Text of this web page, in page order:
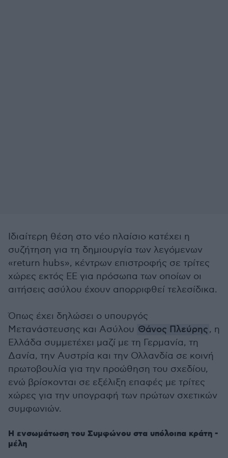
Ιδιαίτερη θέση στο νέο πλαίσιο κατέχει η
συζήτηση για τη δημιουργία των λεγόμενων
«return hubs», κέντρων επιστροφής σε τρίτες
χώρες εκτός ΕΕ για πρόσωπα των οποίων οι
αιτήσεις ασύλου έχουν απορριφθεί τελεσίδικα.
Όπως έχει δηλώσει ο υπουργός
Μετανάστευσης και Ασύλου Θάνος Πλεύρης, η
Ελλάδα συμμετέχει μαζί με τη Γερμανία, τη
Δανία, την Αυστρία και την Ολλανδία σε κοινή
πρωτοβουλία για την προώθηση του σχεδίου,
ενώ βρίσκονται σε εξέλιξη επαφές με τρίτες
χώρες για την υπογραφή των πρώτων σχετικών
συμφωνιών.
Η ενσωμάτωση του Συμφώνου στα υπόλοιπα κράτη -
μέλη